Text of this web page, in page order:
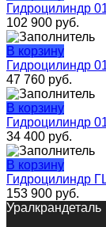
Гидроцилиндр
102 900 руб.
В корзину
Гидроцилиндр
47 760 руб.
В корзину
Гидроцилиндр
34 400 руб.
В корзину
Гидроцилиндр
153 900 руб.
Уралкрандеталь